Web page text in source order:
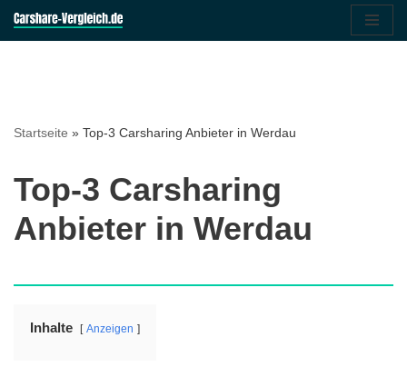
Startseite » Top-3 Carsharing Anbieter in Werdau
Top-3 Carsharing
Anbieter in Werdau
Inhalte Anzeigen